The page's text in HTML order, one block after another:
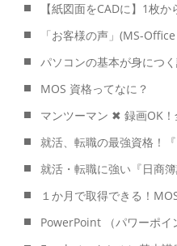
【紙図面をCADに】1枚
「お客様の声」(MS-
パソコンの基本が身につ
MOS 資格ってなに？
マンツーマン ✖ 録画OK
就活、転職の最強資格！
就活・転職に強い『日商
１か月で取得できる！
PowerPoint （パワーポイ